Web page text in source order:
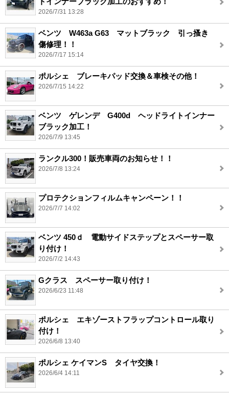
2026/7/31 13:28
ベンツ W463a G63 マットブラック 引っ搔き
傷修理！！
2026/7/17 15:14
ポルシェ ブレーキパッド交換＆車検その他！
2026/7/15 14:22
ベンツ ゲレンデ G400d ヘッドライトインナー
ブラック加工！
2026/7/9 13:45
ランクル300！販売車両のお知らせ！！
2026/7/8 13:24
プロテクションフィルムキャンペーン！！
2026/7/7 14:02
ベンツ 450ｄ 電動サイドステップとスペーサー取
り付け！
2026/7/2 14:43
Gクラス スペーサー取り付け！
2026/6/23 11:48
ポルシェ エキゾーストフラップコントロール取り
付け！
2026/6/8 13:40
ポルシェ ケイマンS タイヤ交換！
2026/6/4 14:11